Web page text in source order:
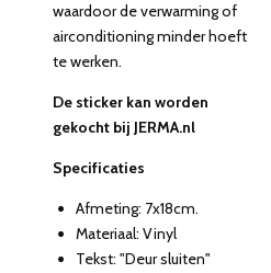
waardoor de verwarming of
airconditioning minder hoeft
te werken.
De sticker kan worden
gekocht bij JERMA.nl
Specificaties
Afmeting: 7x18cm.
Materiaal: Vinyl
Tekst: "Deur sluiten"